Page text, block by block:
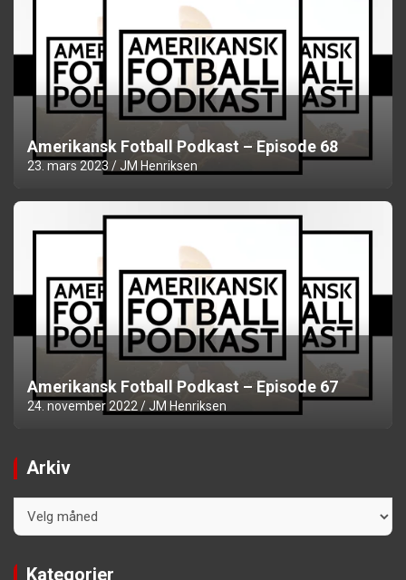
Amerikansk Fotball Podkast – Episode 68
23. mars 2023 JM Henriksen
Amerikansk Fotball Podkast – Episode 67
24. november 2022 JM Henriksen
Arkiv
Kategorier